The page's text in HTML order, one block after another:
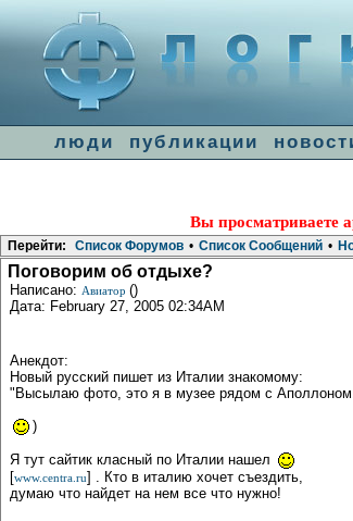
люди публикации
Вы просматриваете
Перейти: Список Форумов • Список Сообщений •
Поговорим об отдыхе?
Написано: Авиатор ()
Дата: February 27, 2005 02:34AM
Анекдот:
Новый русский пишет из Италии знакомому:
"Высылаю фото, это я в музее рядом с
)
Я тут сайтик класный по Италии нашел
[www.centra.ru] . Кто в италию хочет съездить,
думаю что найдет на нем все что нужно!